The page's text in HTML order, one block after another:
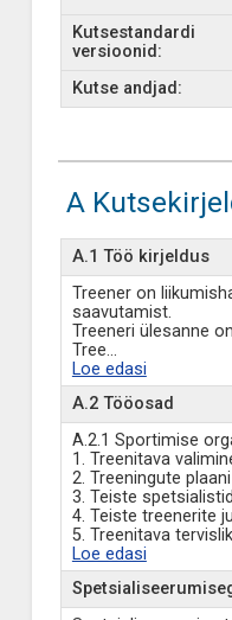
Kutsestandardi
versioonid:
Kutse andjad:
A
A.1 Töö kirjeldus
Treener on
saavutamist.
Treeneri ülesanne
Tree...
Loe edasi
A.2 Tööosad
A.2.1 Sportimise
1. Treenitava
2. Treeningute
3. Teiste
4. Teiste treenerite
5. Treenitava
Loe edasi